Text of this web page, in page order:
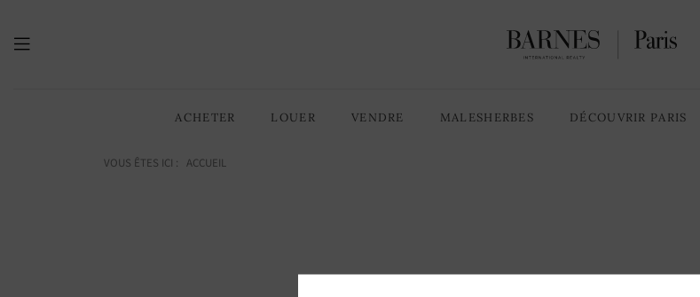
ACHETER LOUER VENDRE MALESHERBES DÉCOUVRIR PARIS
VOUS ÊTES ICI : ACCUEIL